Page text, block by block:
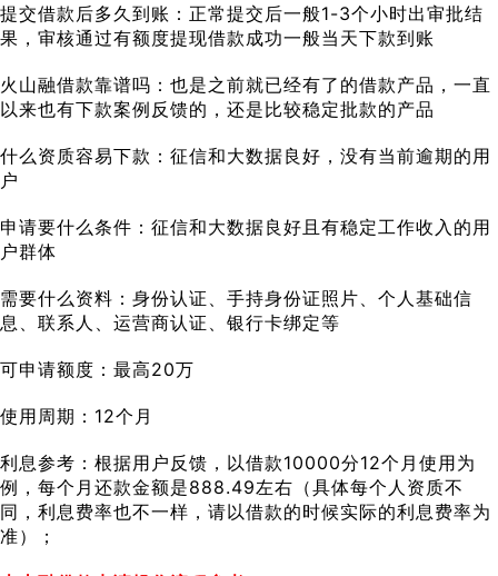
提交借款后多久到账：正常提交后一般1-3个小时出审批结
果，审核通过有额度提现借款成功一般当天下款到账
火山融借款靠谱吗：也是之前就已经有了的借款产品，一直
以来也有下款案例反馈的，还是比较稳定批款的产品
什么资质容易下款：征信和大数据良好，没有当前逾期的用
户
申请要什么条件：征信和大数据良好且有稳定工作收入的用
户群体
需要什么资料：身份认证、手持身份证照片、个人基础信
息、联系人、运营商认证、银行卡绑定等
可申请额度：最高20万
使用周期：12个月
利息参考：根据用户反馈，以借款10000分12个月使用为
例，每个月还款金额是888.49左右（具体每个人资质不
同，利息费率也不一样，请以借款的时候实际的利息费率为
准）；